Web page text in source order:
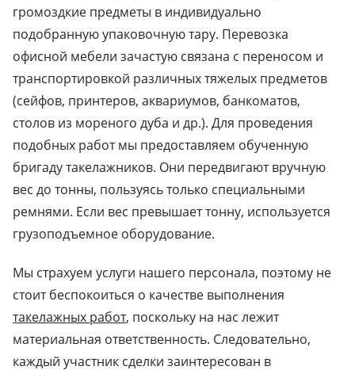
громоздкие предметы в индивидуально
подобранную упаковочную тару. Перевозка
офисной мебели зачастую связана с переносом и
транспортировкой различных тяжелых предметов
(сейфов, принтеров, аквариумов, банкоматов,
столов из мореного дуба и др.). Для проведения
подобных работ мы предоставляем обученную
бригаду такелажников. Они передвигают вручную
вес до тонны, пользуясь только специальными
ремнями. Если вес превышает тонну, используется
грузоподъемное оборудование.
Мы страхуем услуги нашего персонала, поэтому не
стоит беспокоиться о качестве выполнения
такелажных работ, поскольку на нас лежит
материальная ответственность. Следовательно,
каждый участник сделки заинтересован в